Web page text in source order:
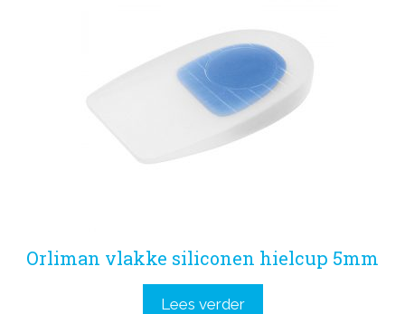
Orliman vlakke siliconen hielcup 5mm
Lees verder